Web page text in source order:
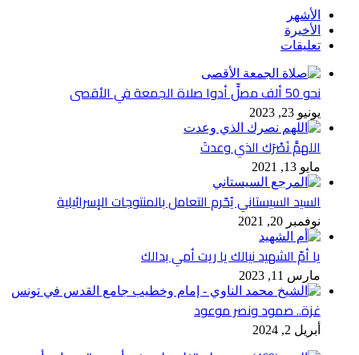
الأشهر
الأخيرة
تعليقات
نحو 50 ألف مصلٍّ أدوا صلاة الجمعة في الأقصى
يونيو 23, 2023
اللهمَّ نَصْرَك الذي وعدتَ
مايو 13, 2021
السيد السيستاني يُحّرم التعامل بالمنتوجات الإسرائيلية
نوفمبر 20, 2021
يا أمّ الشهيد نيالك يا ريت أمي بدالك
مارس 11, 2023
غزة.. صمود ونصر موعود
أبريل 2, 2024